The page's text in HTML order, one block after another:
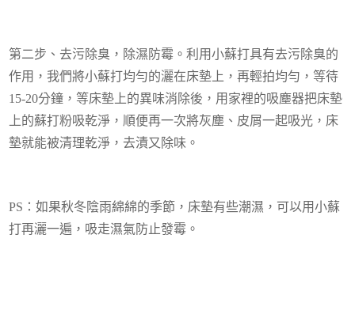
第二步、去污除臭，除濕防霉。利用小蘇打具有去污除臭的
作用，我們將小蘇打均勻的灑在床墊上，再輕拍均勻，等待
15-20分鐘，等床墊上的異味消除後，用家裡的吸塵器把床墊
上的蘇打粉吸乾淨，順便再一次將灰塵、皮屑一起吸光，床
墊就能被清理乾淨，去漬又除味。
PS：如果秋冬陰雨綿綿的季節，床墊有些潮濕，可以用小蘇
打再灑一遍，吸走濕氣防止發霉。